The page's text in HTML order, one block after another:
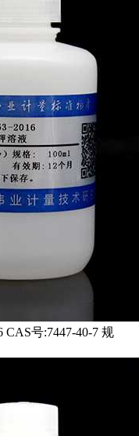
CAS号:7447-40-7 规